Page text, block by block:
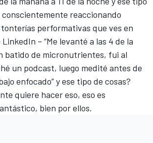
conscientemente reaccionando
performativas que ves en
– “Me levanté a las 4 de la
batido de micronutrientes, fui al
un podcast, luego medité antes de
enfocado” y ese tipo de cosas?
quiere hacer eso, eso es
bien por ellos.